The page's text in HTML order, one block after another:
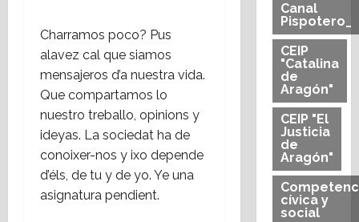
Charramos poco? Pus
alavez cal que siamos
mensajeros d’a nuestra vida.
Que compartamos lo
nuestro treballo, opinions y
ideyas. La sociedat ha de
conoixer-nos y ixo depende
d’éls, de tu y de yo. Ye una
asignatura pendient.
Canal
Pispotero_
CEIP
"Catalina
de
Aragón"
CEIP "El
Justicia
de
Aragón"
cívica y
social